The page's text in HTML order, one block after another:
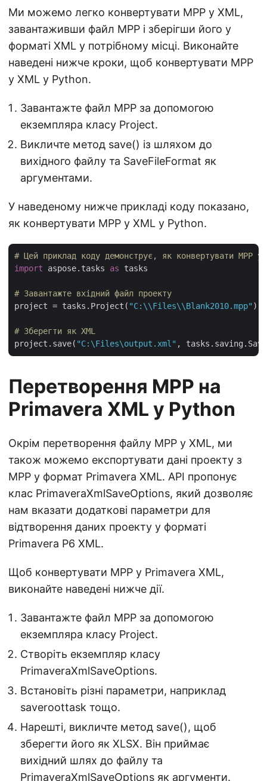
Ми можемо легко конвертувати MPP у XML,
завантаживши файл MPP і зберігши його у
форматі XML у потрібному місці. Виконайте
наведені нижче кроки, щоб конвертувати MPP
у XML у Python.
Завантажте файл MPP за допомогою
екземпляра класу Project.
Викличте метод save() із шляхом до
вихідного файлу та SaveFileFormat як
аргументами.
У наведеному нижче прикладі коду показано,
як конвертувати MPP у XML у Python.
# Цей приклад коду демонструє, як конвертувати MPP у
import aspose.tasks as tasks
# Завантажте вхідний файл проекту
project = tasks.Project( "C:\\Files\\Blank2010.mpp" )
# Зберегти як XML
project.save( "C:\Files\output.xml"
Перетворення MPP на
Primavera XML у Python
Окрім перетворення файлу MPP у XML, ми
також можемо експортувати дані проекту з
MPP у формат Primavera XML. API пропонує
клас PrimaveraXmlSaveOptions, який дозволяє
нам вказати додаткові параметри для
відтворення даних проекту у форматі
Primavera P6 XML.
Щоб конвертувати MPP у Primavera XML,
виконайте наведені нижче дії.
Завантажте файл MPP за допомогою
екземпляра класу Project.
Створіть екземпляр класу
PrimaveraXmlSaveOptions.
Встановіть різні параметри, наприклад
saveroottask тощо.
Нарешті, викличте метод save(), щоб
зберегти його як XLSX. Він приймає
вихідний шлях до файлу та
PrimaveraXmlSaveOptions як аргументи.